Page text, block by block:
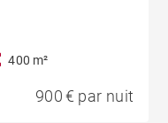
400 m²
900 € par nuit